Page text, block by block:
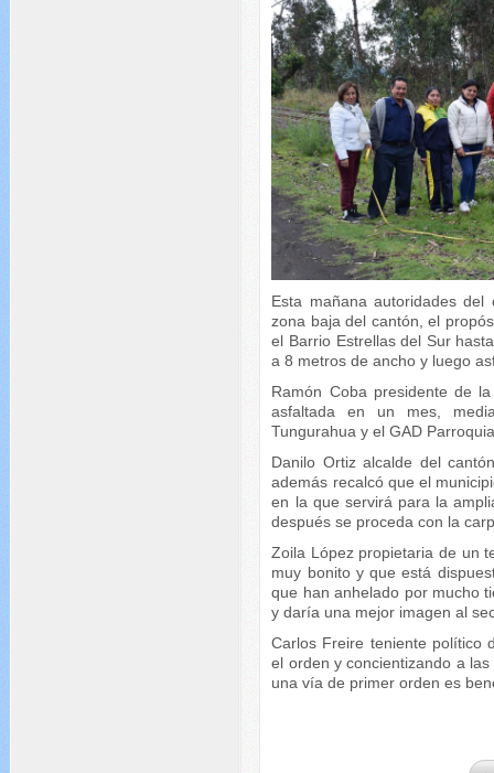
Esta mañana autoridades
zona baja del cantón, el
el Barrio Estrellas del Sur
a 8 metros de ancho y luego
Ramón Coba presidente de
asfaltada en un mes,
Tungurahua y el GAD
Danilo Ortiz alcalde del
además recalcó que el
en la que servirá para la
después se proceda con la
Zoila López propietaria de un
muy bonito y que está
que han anhelado por mucho
y daría una mejor imagen al
Carlos Freire teniente político
el orden y concientizando a
una vía de primer orden es